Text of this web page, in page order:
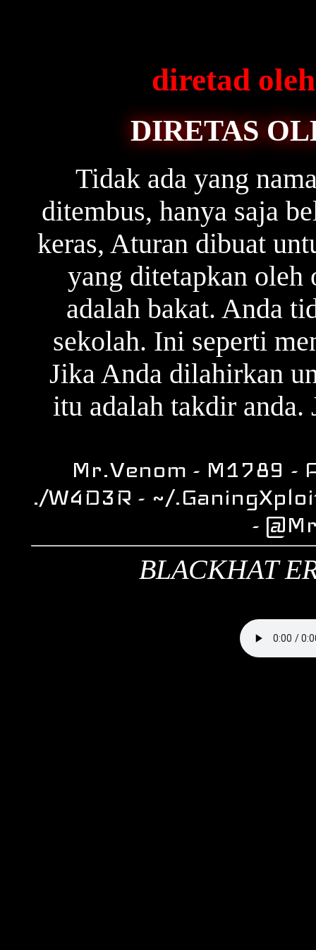
diretad
DIRETAS
Tidak ada yang
ditembus, hanya saja
keras, Aturan dibuat
yang ditetapkan oleh
adalah bakat. Anda
sekolah. Ini seperti
Jika Anda dilahirkan
itu adalah takdir anda.
Mr.Venom - M1789 -
./W4D3R - ~/
-
BLACKHAT